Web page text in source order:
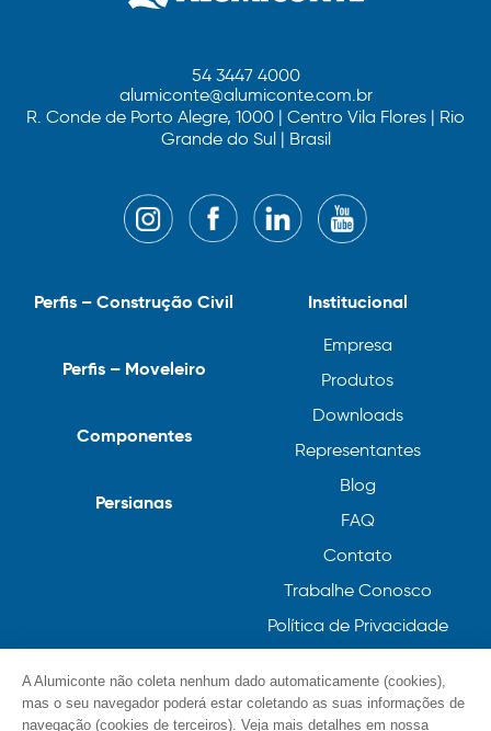
54 3447 4000
alumiconte@alumiconte.com.br
R. Conde de Porto Alegre, 1000 | Centro Vila Flores | Rio
Grande do Sul | Brasil
Institucional
Empresa
Produtos
Downloads
Representantes
Blog
FAQ
Contato
Trabalhe Conosco
Política de Privacidade
Perfis – Construção Civil
Perfis – Moveleiro
Componentes
Persianas
A Alumiconte não coleta nenhum dado automaticamente (cookies),
mas o seu navegador poderá estar coletando as suas informações de
navegação (cookies de terceiros). Veja mais detalhes em nossa